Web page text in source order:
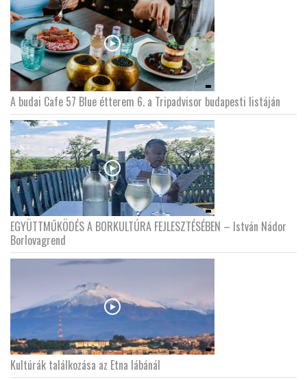
A budai Cafe 57 Blue étterem 6. a Tripadvisor budapesti listáján
EGYÜTTMŰKÖDÉS A BORKULTÚRA FEJLESZTÉSÉBEN – István Nádor
Borlovagrend
Kultúrák találkozása az Etna lábánál